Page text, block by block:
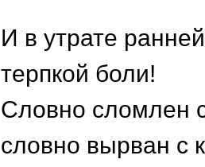
И в утрате
терпкой боли!
Словно сломлен
словно вырван с